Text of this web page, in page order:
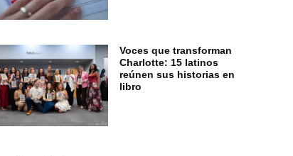
Voces que transforman
Charlotte: 15 latinos
reúnen sus historias en
libro